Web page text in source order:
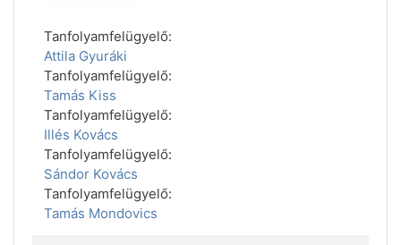
Tanfolyamfelügyelő:
Attila Gyuráki
Tanfolyamfelügyelő:
Tamás Kiss
Tanfolyamfelügyelő:
Illés Kovács
Tanfolyamfelügyelő:
Sándor Kovács
Tanfolyamfelügyelő:
Tamás Mondovics